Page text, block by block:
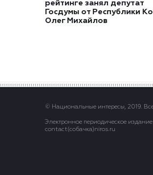
рейтинге занял депутат
Госдумы от Республики
Олег Михайлов
© Национальные интересы, 2019.
Электронное периодическое
contact(сoбaчка)niros.ru